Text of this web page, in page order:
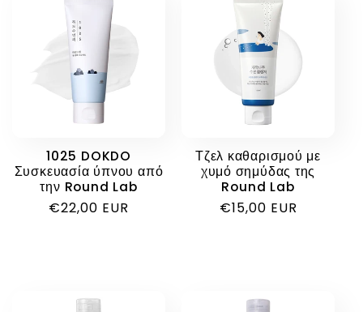
1025 DOKDO
Συσκευασία ύπνου από
την Round Lab
Κανονική
€22,00 EUR
Τζελ καθαρισμού με
χυμό σημύδας της
Round Lab
Κανονική
€15,00 EUR